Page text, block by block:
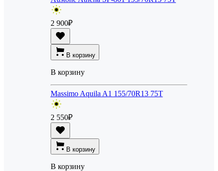
2 900₽
В корзину
В корзину
Massimo Aquila A1 155/70R13 75T
2 550₽
В корзину
В корзину